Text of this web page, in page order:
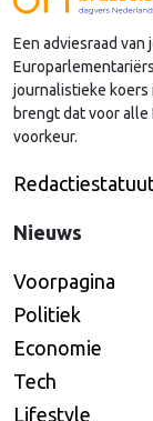
lobby in
Continued
Een adviesraad
journalistieke koers
brengt dat voor
voorkeur.
Nieuws
Voorpagina
Politiek
Economie
Tech
Lifestyle